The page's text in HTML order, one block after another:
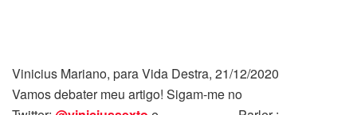
Vinicius Mariano, para Vida Destra, 21/12/2020
Vamos debater meu artigo! Sigam-me no